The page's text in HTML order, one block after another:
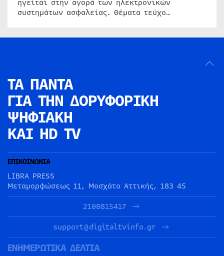
ηγείται στην αγορά των ηλεκτρονικών
συστημάτων ασφαλείας. Θέματα τεύχο…
ΤΑ ΠΑΝΤΑ
ΓΙΑ ΤΗΝ ΔΟΡΥΦΟΡΙΚΗ
ΨΗΦΙΑΚΗ
ΚΑΙ HD TV
ΕΠΙΚΟΙΝΩΝΙΑ
LIBRA PRESS
Μεταμορφώσεως 11, Μοσχάτο Αττικής, 183 45
2108815417
support@digitaltvinfo.gr
ΕΝΗΜΕΡΩΤΙΚΑ ΔΕΛΤΙΑ